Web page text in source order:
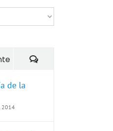
Comentarios
de la
2014